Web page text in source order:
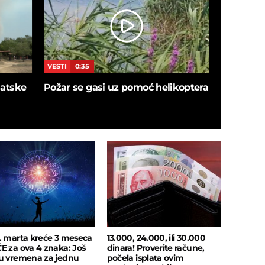
VESTI 0:35
Požar se gasi uz pomoć helikoptera
marta kreće 3 meseca
za ova 4 znaka: Još
vremena za jednu
13.000, 24.000, ili 30.000
dinara! Proverite račune,
počela isplata ovim